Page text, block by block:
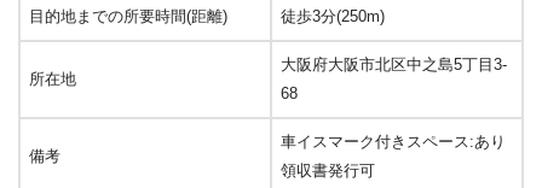
目的地までの所要時間(距離) 徒歩3分(250m)
所在地
大阪府大阪市北区中之島5丁目3-
68
備考
車イスマーク付きスペース:あり
領収書発行可